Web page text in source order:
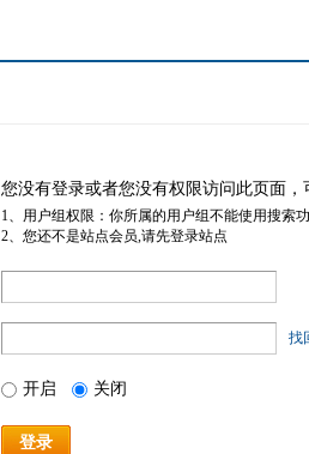
您没有登录或者您没有权限访问此页面
1、用户组权限：你所属的用户组不能使用搜索
2、您还不是站点会员,请先登录站点
找
开启 关闭
登录